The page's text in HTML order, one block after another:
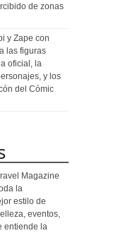
de zonas
y Zape con
las figuras
oficial, la
y los
del Cómic
Magazine
la
estilo de
eventos,
entiende la